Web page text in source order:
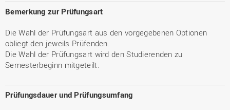
Bemerkung zur Prüfungsart
Die Wahl der Prüfungsart aus den vorgegebenen Optionen
obliegt den jeweils Prüfenden.
Die Wahl der Prüfungsart wird den Studierenden zu
Semesterbeginn mitgeteilt.
Prüfungsdauer und Prüfungsumfang